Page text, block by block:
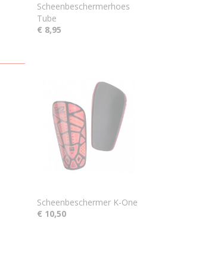
Scheenbeschermerhoes
Tube
€ 8,95
Scheenbeschermer K-One
€ 10,50